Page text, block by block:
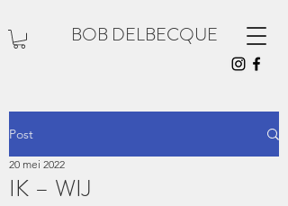
BOB DELBECQUE
Post
IK – WIJ
20 mei 2022